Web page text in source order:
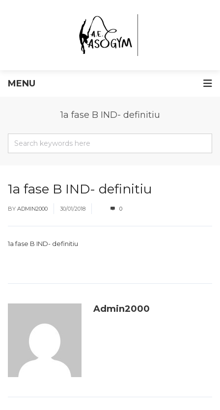
MENU
1a fase B IND- definitiu
1a fase B IND- definitiu
BY ADMIN2000 30/01/2018 0
1a fase B IND- definitiu
Admin2000